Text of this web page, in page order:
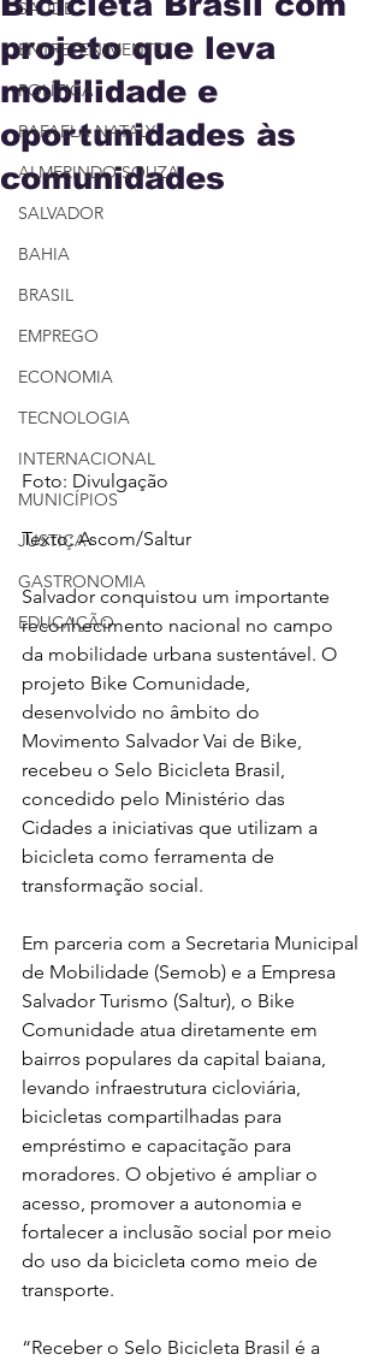
SAÚDE
ENTRETENIMENTO
POLÍTICA
RAFAELA NATALY
ALMERINDO SOUZA
SALVADOR
BAHIA
BRASIL
EMPREGO
ECONOMIA
TECNOLOGIA
INTERNACIONAL
MUNICÍPIOS
JUSTIÇA
GASTRONOMIA
EDUCAÇÃO
projeto que leva
mobilidade e
oportunidades às
comunidades
Foto: Divulgação
Texto: Ascom/Saltur
Salvador conquistou um importante
reconhecimento nacional no campo
da mobilidade urbana sustentável. O
projeto Bike Comunidade,
desenvolvido no âmbito do
Movimento Salvador Vai de Bike,
recebeu o Selo Bicicleta Brasil,
concedido pelo Ministério das
Cidades a iniciativas que utilizam a
bicicleta como ferramenta de
transformação social.
Em parceria com a Secretaria Municipal
de Mobilidade (Semob) e a Empresa
Salvador Turismo (Saltur), o Bike
Comunidade atua diretamente em
bairros populares da capital baiana,
levando infraestrutura cicloviária,
bicicletas compartilhadas para
empréstimo e capacitação para
moradores. O objetivo é ampliar o
acesso, promover a autonomia e
fortalecer a inclusão social por meio
do uso da bicicleta como meio de
transporte.
“Receber o Selo Bicicleta Brasil é a